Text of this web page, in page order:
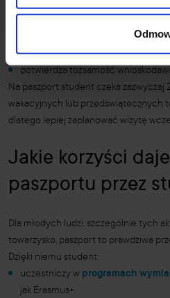
W punkcie paszportowym:
potwierdza tożsamość
Na paszport student czeka zazwyczaj
wakacyjnych lub przedświątecznych
dlatego lepiej zaplanować wizytę
Jakie korzyści
paszportu przez
Dla młodych ludzi, szczególnie tych
towarzysko, paszport to prawdziwa
Dzięki niemu student:
uczestniczy w programach
jak Erasmus+,